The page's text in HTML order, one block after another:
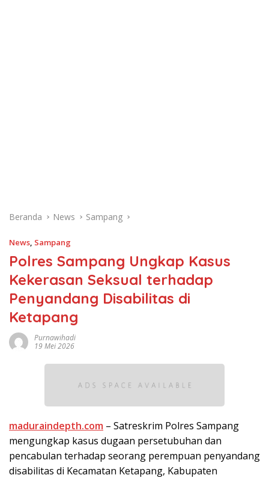
Beranda News Sampang
News, Sampang
Polres Sampang Ungkap Kasus
Kekerasan Seksual terhadap
Penyandang Disabilitas di
Ketapang
Purnawihadi
19 Mei 2026
maduraindepth.com – Satreskrim Polres Sampang
mengungkap kasus dugaan persetubuhan dan
pencabulan terhadap seorang perempuan penyandang
disabilitas di Kecamatan Ketapang, Kabupaten